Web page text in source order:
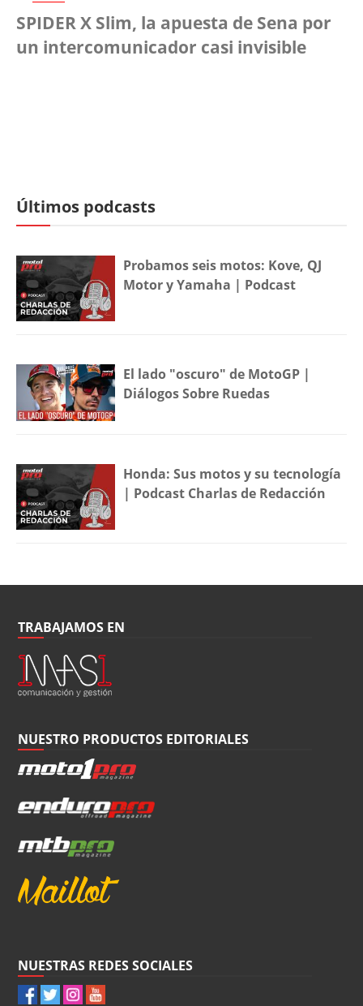
SPIDER X Slim, la apuesta de Sena por
un intercomunicador casi invisible
Últimos podcasts
Probamos seis motos: Kove, QJ
Motor y Yamaha | Podcast
El lado "oscuro" de MotoGP |
Diálogos Sobre Ruedas
Honda: Sus motos y su tecnología
| Podcast Charlas de Redacción
TRABAJAMOS EN
NUESTRO PRODUCTOS EDITORIALES
NUESTRAS REDES SOCIALES